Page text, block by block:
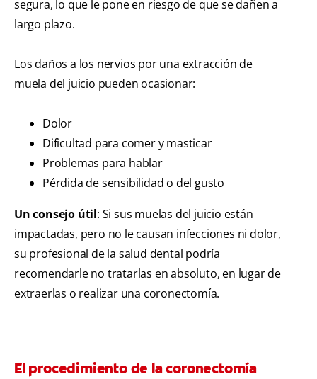
segura, lo que le pone en riesgo de que se dañen a
largo plazo.
Los daños a los nervios por una extracción de
muela del juicio pueden ocasionar:
Dolor
Dificultad para comer y masticar
Problemas para hablar
Pérdida de sensibilidad o del gusto
Un consejo útil: Si sus muelas del juicio están
impactadas, pero no le causan infecciones ni dolor,
su profesional de la salud dental podría
recomendarle no tratarlas en absoluto, en lugar de
extraerlas o realizar una coronectomía.
El procedimiento de la coronectomía